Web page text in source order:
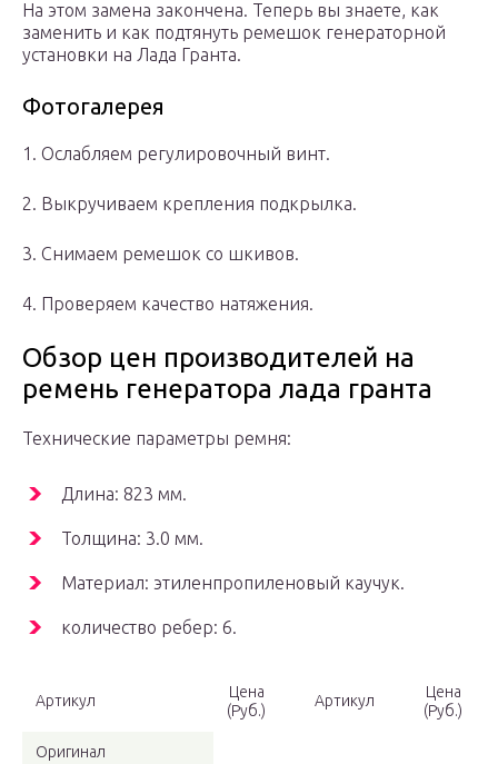
На этом замена закончена. Теперь вы знаете, как
заменить и как подтянуть ремешок генераторной
установки на Лада Гранта.
Фотогалерея
1. Ослабляем регулировочный винт.
2. Выкручиваем крепления подкрылка.
3. Снимаем ремешок со шкивов.
4. Проверяем качество натяжения.
Обзор цен производителей на
ремень генератора лада гранта
Технические параметры ремня:
Длина: 823 мм.
Толщина: 3.0 мм.
Материал: этиленпропиленовый каучук.
количество ребер: 6.
Артикул
Цена
(Руб.)
Артикул
Цена
(Руб.)
Оригинал